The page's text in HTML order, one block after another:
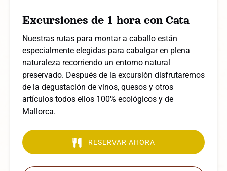
Excursiones de 1 hora con Cata
Nuestras rutas para montar a caballo están
especialmente elegidas para cabalgar en plena
naturaleza recorriendo un entorno natural
preservado. Después de la excursión disfrutaremos
de la degustación de vinos, quesos y otros
artículos todos ellos 100% ecológicos y de
Mallorca.
RESERVAR AHORA